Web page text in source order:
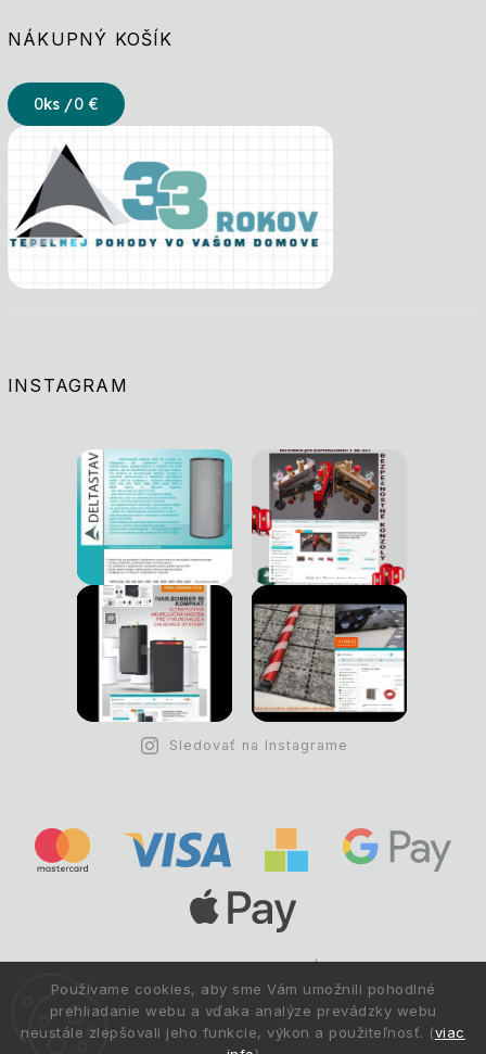
Používame cookies, aby sme Vám umožnili pohodlné
prehliadanie webu a vďaka analýze prevádzky webu
neustále zlepšovali jeho funkcie, výkon a použiteľnosť. (viac
NÁKUPNÝ KOŠÍK
0ks /0 €
INSTAGRAM
Sledovať na Instagrame
Copyright © 1993 -2026 Deltastav.sk|
.
Všetky práva vyhradené.